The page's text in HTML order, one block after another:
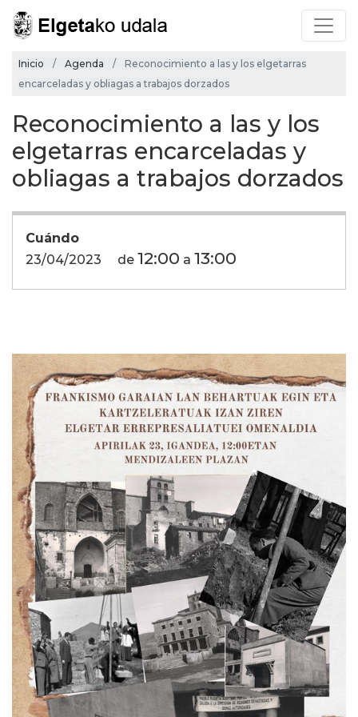
Inicio Agenda
Reconocimiento a las y los elgetarras
encarceladas y obliagas a trabajos dorzados
Reconocimiento a las y los
elgetarras encarceladas y
obliagas a trabajos dorzados
Cuándo
23/04/2023
de 12:00 a 13:00